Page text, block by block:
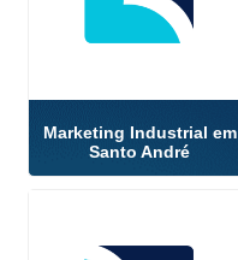
Marketing Industrial em
Santo André